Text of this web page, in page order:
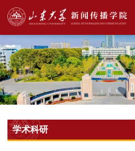
学术科研